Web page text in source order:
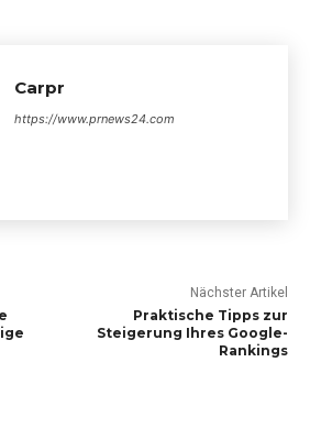
Carpr
https://www.prnews24.com
Nächster Artikel
Praktische Tipps zur
Steigerung Ihres Google-
Rankings